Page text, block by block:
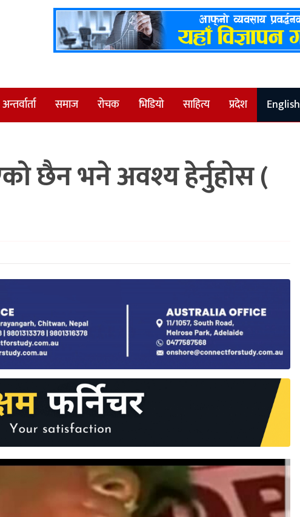
अन्तर्वार्ता समाज रोचक भिडियो साहित्य प्रदेश English
छैन भने अवश्य हेर्नुहोस (